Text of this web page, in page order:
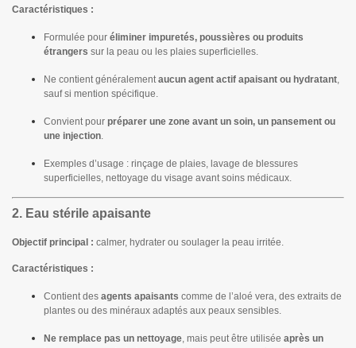
Caractéristiques :
Formulée pour éliminer impuretés, poussières ou produits
étrangers sur la peau ou les plaies superficielles.
Ne contient généralementaucun agent actif apaisant ou hydratant,
sauf si mention spécifique.
Convient pour préparer une zone avant un soin, un pansement ou
une injection.
Exemples d’usage : rinçage de plaies, lavage de blessures
superficielles, nettoyage du visage avant soins médicaux.
2. Eau stérile apaisante
Objectif principal : calmer, hydrater ou soulager la peau irritée.
Caractéristiques :
Contient des agents apaisants comme de l’aloé vera, des extraits de
plantes ou des minéraux adaptés aux peaux sensibles.
Ne remplace pas un nettoyage, mais peut être utilisée après un